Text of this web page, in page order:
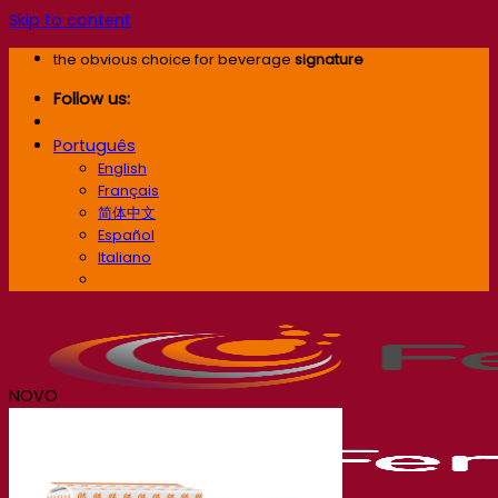
Skip to content
the obvious choice for beverage signature
Follow us:
Português
English
Français
简体中文
Español
Italiano
NOVO